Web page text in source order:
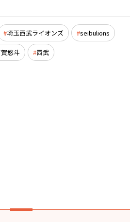
埼玉西武ライオンズ seibulions
悠斗 西武